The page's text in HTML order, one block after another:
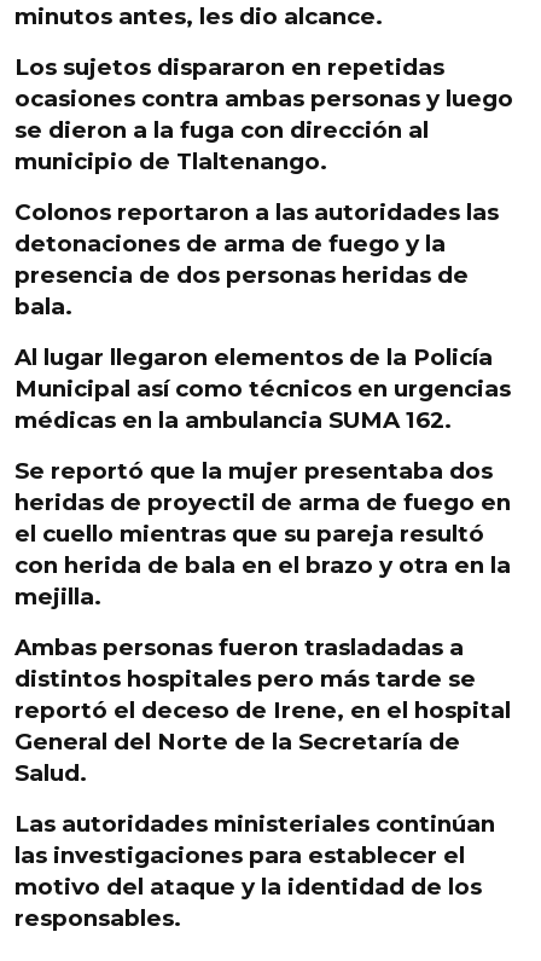
minutos antes, les dio alcance.
Los sujetos dispararon en repetidas
ocasiones contra ambas personas y luego
se dieron a la fuga con dirección al
municipio de Tlaltenango.
Colonos reportaron a las autoridades las
detonaciones de arma de fuego y la
presencia de dos personas heridas de
bala.
Al lugar llegaron elementos de la Policía
Municipal así como técnicos en urgencias
médicas en la ambulancia SUMA 162.
Se reportó que la mujer presentaba dos
heridas de proyectil de arma de fuego en
el cuello mientras que su pareja resultó
con herida de bala en el brazo y otra en la
mejilla.
Ambas personas fueron trasladadas a
distintos hospitales pero más tarde se
reportó el deceso de Irene, en el hospital
General del Norte de la Secretaría de
Salud.
Las autoridades ministeriales continúan
las investigaciones para establecer el
motivo del ataque y la identidad de los
responsables.